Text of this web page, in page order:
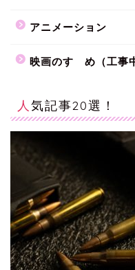
アニメーション
映画のすゝめ（工事
人気記事20選！